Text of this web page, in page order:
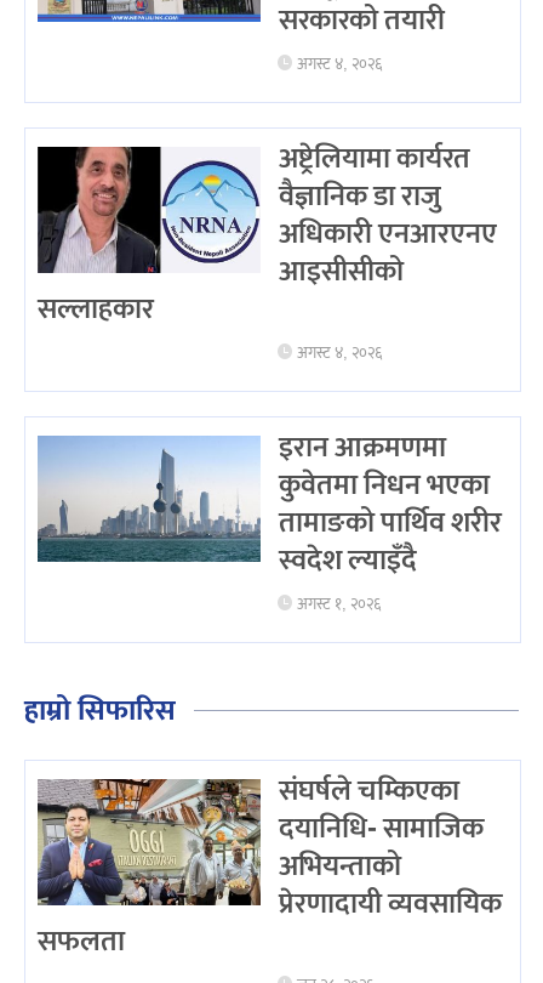
सरकारको तयारी
अगस्ट ४, २०२६
अष्ट्रेलियामा कार्यरत
वैज्ञानिक डा राजु
अधिकारी एनआरएनए
आइसीसीको
सल्लाहकार
अगस्ट ४, २०२६
इरान आक्रमणमा
कुवेतमा निधन भएका
तामाङको पार्थिव शरीर
स्वदेश ल्याइँदै
अगस्ट १, २०२६
हाम्रो सिफारिस
संघर्षले चम्किएका
दयानिधि- सामाजिक
अभियन्ताको
प्रेरणादायी व्यवसायिक
सफलता